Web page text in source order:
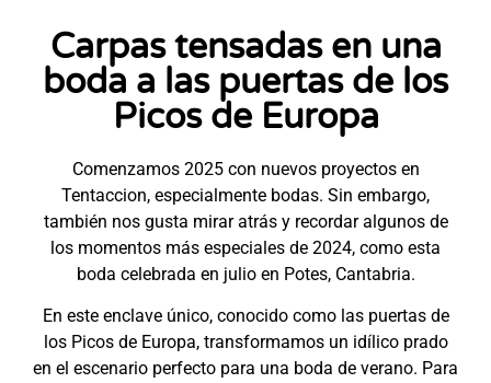
Carpas tensadas en una
boda a las puertas de los
Picos de Europa
Comenzamos 2025 con nuevos proyectos en
Tentaccion, especialmente bodas. Sin embargo,
también nos gusta mirar atrás y recordar algunos de
los momentos más especiales de 2024, como esta
boda celebrada en julio en Potes, Cantabria.
En este enclave único, conocido como las puertas de
los Picos de Europa, transformamos un idílico prado
en el escenario perfecto para una boda de verano. Para